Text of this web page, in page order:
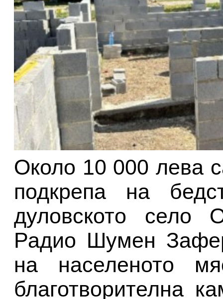
Около 10 000 лева
подкрепа на
дуловското
Радио Шумен
на населеното
благотворителна